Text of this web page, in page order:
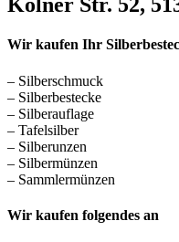
Kölner Str. 52,
Wir kaufen Ihr
– Silberschmuck
– Silberbestecke
– Silberauflage
– Tafelsilber
– Silberunzen
– Silbermünzen
– Sammlermünzen
Wir kaufen folgendes an